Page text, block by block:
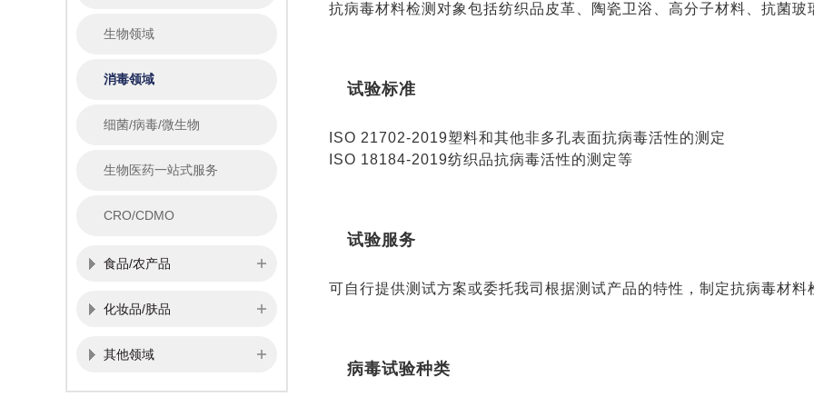
生物领域
消毒领域
细菌/病毒/微生物
生物医药一站式服务
CRO/CDMO
食品/农产品
化妆品/肤品
其他领域
抗病毒材料检测对象包括纺织品皮革、陶瓷卫浴、高分子材料、抗菌
试验标准
ISO 21702-2019塑料和其他非多孔表面抗病毒活性的测定
ISO 18184-2019纺织品抗病毒活性的测定等
试验服务
可自行提供测试方案或委托我司根据测试产品的特性，制定抗病毒材料
病毒试验种类